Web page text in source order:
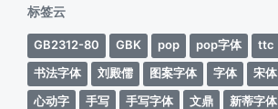
标签云
GB2312-80 GBK pop pop字体 ttc
书法字体
刘殿儒 图案字体 字体 宋体
心动字
手写 手写字体 文鼎 新蒂字体